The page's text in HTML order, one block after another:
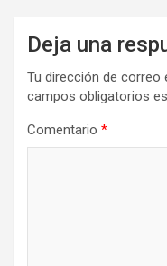
Deja una
Tu dirección de correo
campos obligatorios
Comentario *